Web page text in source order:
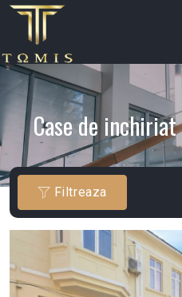
Case de inchiriat
Filtreaza